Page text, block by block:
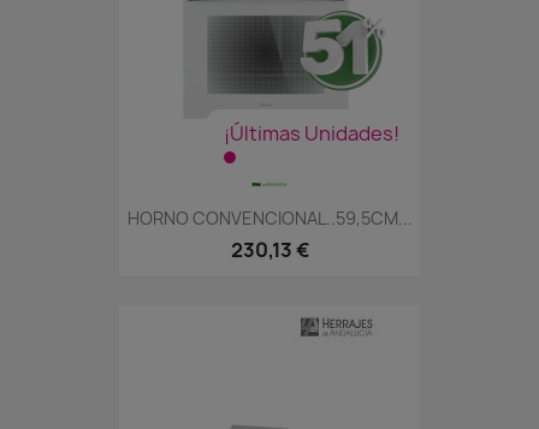
¡Últimas Unidades!
HORNO CONVENCIONAL..59,5CM...
230,13 €